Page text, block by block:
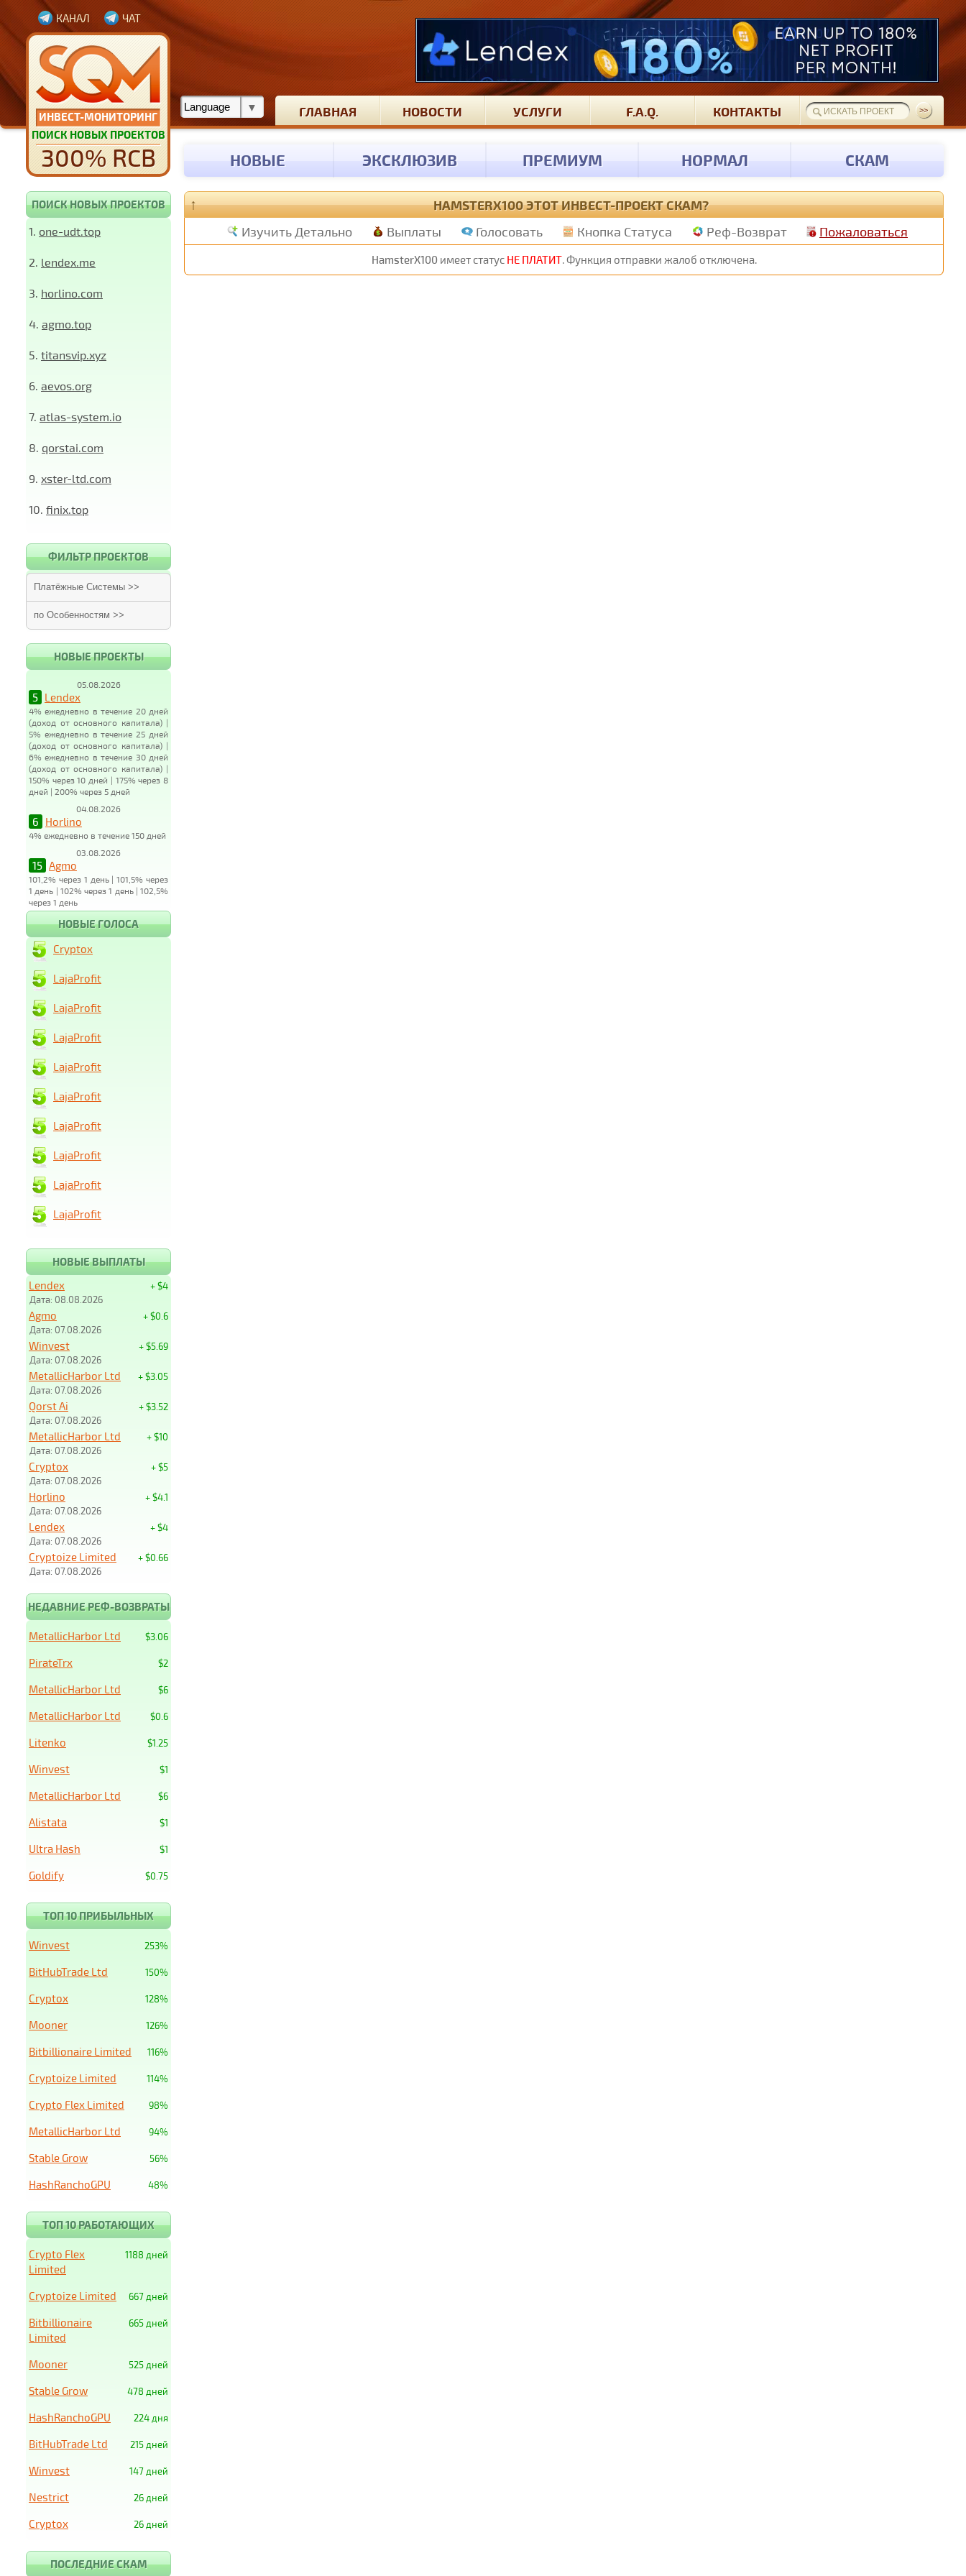
ИНВЕСТ-МОНИТОРИНГ
ПОИСК НОВЫХ ПРОЕКТОВ
300% RCB
КАНАЛ ЧАТ
ГЛАВНАЯ НОВОСТИ УСЛУГИ F.A.Q. КОНТАКТЫ
НОВЫЕ ЭКСКЛЮЗИВ ПРЕМИУМ НОРМАЛ СКАМ
ПОИСК НОВЫХ ПРОЕКТОВ
1. one-udt.top
2. lendex.me
3. horlino.com
4. agmo.top
5. titansvip.xyz
6. aevos.org
7. atlas-system.io
8. qorstai.com
9. xster-ltd.com
10. finix.top
ФИЛЬТР ПРОЕКТОВ
Платёжные Системы >>
по Особенностям >>
НОВЫЕ ПРОЕКТЫ
05.08.2026
5 Lendex
4% ежедневно в течение 20 дней
(доход от основного капитала) |
5% ежедневно в течение 25 дней
(доход от основного капитала) |
6% ежедневно в течение 30 дней
(доход от основного капитала) |
150% через 10 дней | 175% через 8
дней | 200% через 5 дней
04.08.2026
6 Horlino
4% ежедневно в течение 150 дней
03.08.2026
15 Agmo
101,2% через 1 день | 101,5% через
1 день | 102% через 1 день | 102,5%
через 1 день
↑ HAMSTERX100 ЭТОТ ИНВЕСТ-ПРОЕКТ СКАМ?
Изучить Детально Выплаты Голосовать Кнопка Статуса Реф-Возврат Пожаловаться
HamsterX100имеет статус НЕ ПЛАТИТ. Функция отправки жалоб отключена.
НОВЫЕ ГОЛОСА
Cryptox
LajaProfit
LajaProfit
LajaProfit
LajaProfit
LajaProfit
LajaProfit
LajaProfit
LajaProfit
LajaProfit
НОВЫЕ ВЫПЛАТЫ
+ $4
Lendex
Дата: 08.08.2026
+ $0.6
Agmo
Дата: 07.08.2026
+ $5.69
Winvest
Дата: 07.08.2026
+ $3.05
MetallicHarbor Ltd
Дата: 07.08.2026
+ $3.52
Qorst Ai
Дата: 07.08.2026
+ $10
MetallicHarbor Ltd
Дата: 07.08.2026
+ $5
Cryptox
Дата: 07.08.2026
+ $4.1
Horlino
Дата: 07.08.2026
+ $4
Lendex
Дата: 07.08.2026
+ $0.66
Cryptoize Limited
Дата: 07.08.2026
НЕДАВНИЕ РЕФ-ВОЗВРАТЫ
$3.06
MetallicHarbor Ltd
$2
PirateTrx
$6
MetallicHarbor Ltd
$0.6
MetallicHarbor Ltd
$1.25
Litenko
$1
Winvest
$6
MetallicHarbor Ltd
$1
Alistata
$1
Ultra Hash
$0.75
Goldify
ТОП 10 ПРИБЫЛЬНЫХ
253%
Winvest
150%
BitHubTrade Ltd
128%
Cryptox
126%
Mooner
116%
Bitbillionaire Limited
114%
Cryptoize Limited
98%
Crypto Flex Limited
94%
MetallicHarbor Ltd
56%
Stable Grow
48%
HashRanchoGPU
ТОП 10 РАБОТАЮЩИХ
1188 дней
Crypto Flex
Limited
667 дней
Cryptoize Limited
665 дней
Bitbillionaire
Limited
525 дней
Mooner
478 дней
Stable Grow
224 дня
HashRanchoGPU
215 дней
BitHubTrade Ltd
147 дней
Winvest
26 дней
Nestrict
26 дней
Cryptox
ПОСЛЕДНИЕ СКАМ